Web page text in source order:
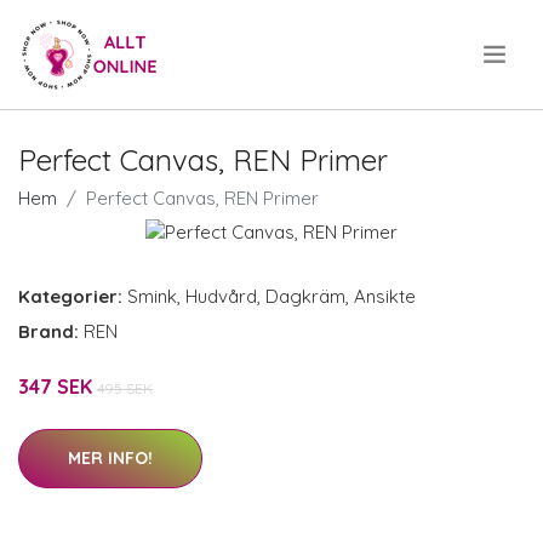
Perfect Canvas, REN Primer
Hem Perfect Canvas, REN Primer
Kategorier: Smink Hudvård Dagkräm Ansikte
Brand: REN
347 SEK 495 SEK
MER INFO!